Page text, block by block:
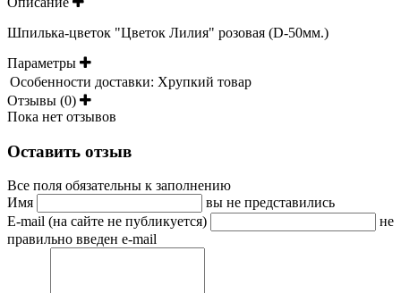
Шпилька-цветок "Цветок Лилия" розовая (D-50мм.)
Параметры
Особенности доставки: Хрупкий товар
Отзывы (0)
Пока нет отзывов
Оставить отзыв
Все поля обязательны к заполнению
Имя
вы не представились
E-mail (на сайте не публикуется)
не
правильно введен e-mail